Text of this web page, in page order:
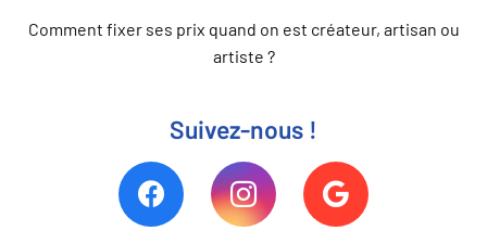
Comment fixer ses prix quand on est créateur, artisan ou
artiste ?
Suivez-nous !